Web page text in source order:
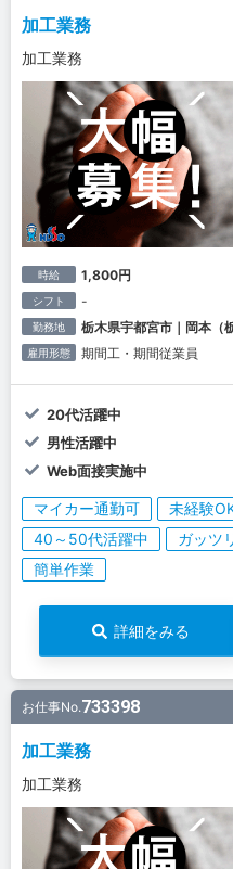
加工業務
加工業務
時給 1,800円
シフト -
勤務地 栃木県宇都宮市｜岡本（
雇用形態 期間工・期間従業員
20代活躍中
男性活躍中
Web面接実施中
マイカー通勤可 未経験
40～50代活躍中
ガッツ
簡単作業
詳細をみる
お仕事No.733398
加工業務
加工業務